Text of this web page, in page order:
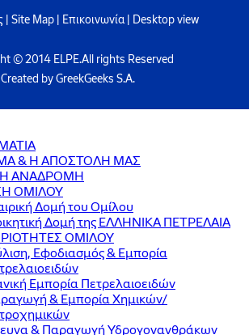
Site Map Επικοινωνία| Desktop view
© 2014 ELPE.All rights Reserved
Created by GreekGeeks S.A.
& Η ΑΠΟΣΤΟΛΗ ΜΑΣ
ΑΝΑΔΡΟΜΗ
ΟΜΙΛΟΥ
Δομή του Ομίλου
Δομή της ΕΛΛΗΝΙΚΑ ΠΕΤΡΕΛΑΙΑ
ΟΜΙΛΟΥ
Εφοδιασμός & Εμπορία
Εμπορία Πετρελαιοειδών
& Εμπορία Χημικών/
& Παραγωγή Υδρογονανθράκων